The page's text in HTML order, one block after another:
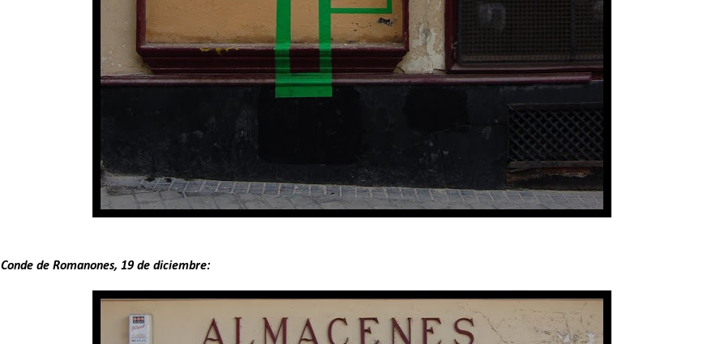
Conde de Romanones, 19 de diciembre: